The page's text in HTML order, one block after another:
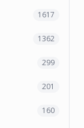
1617
1362
299
201
160